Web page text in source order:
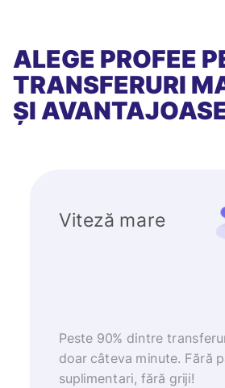
ALEGE PROFEE
TRANSFERURI
ȘI
Viteză mare
Peste 90% dintre
doar câteva minute. Fără
suplimentari, fără griji!